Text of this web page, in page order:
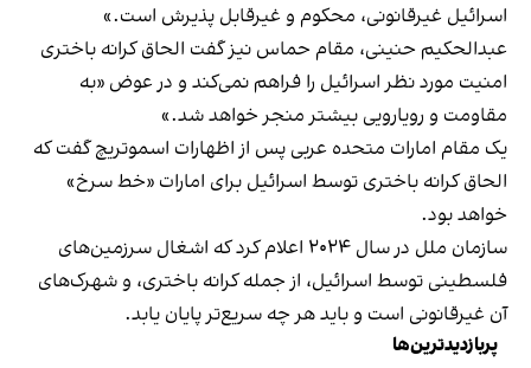
اسرائیل غیرقانونی، محکوم و غیرقابل پذیرش است.»
عبدالحکیم حنینی، مقام حماس نیز گفت الحاق کرانه باختری
امنیت مورد نظر اسرائیل را فراهم نمی‌کند و در عوض «به
مقاومت و رویارویی بیشتر منجر خواهد شد.»
یک مقام امارات متحده عربی پس از اظهارات اسموتریچ گفت که
الحاق کرانه باختری توسط اسرائیل برای امارات «خط سرخ»
خواهد بود.
سازمان ملل در سال ۲۰۲۴ اعلام کرد که اشغال سرزمین‌های
فلسطینی توسط اسرائیل، از جمله کرانه باختری، و شهرک‌های
آن غیرقانونی است و باید هر چه سریع‌تر پایان یابد.
پربازدیدترین‌ها